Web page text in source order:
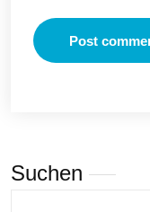
Suchen